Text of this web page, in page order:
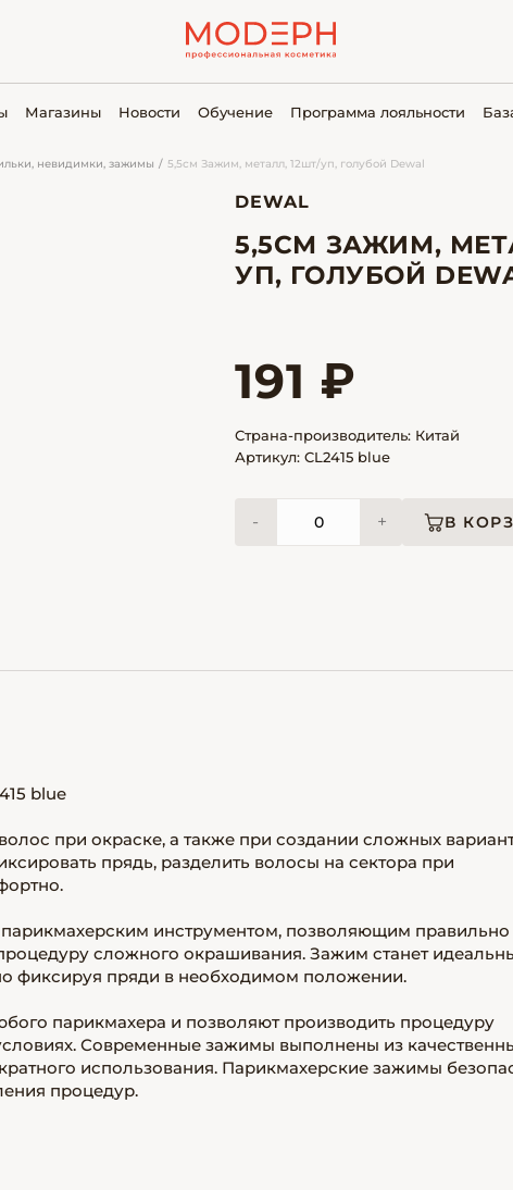
Магазины Новости Обучение Программа лояльности
невидимки, зажимы 5,5см Зажим, металл, 12шт/уп, голубой Dewal
DEWAL
5,5СМ ЗАЖИМ,
УП, ГОЛУБОЙ
191 ₽
Страна-производитель: Китай
Артикул: CL2415 blue
- + В
blue
при окраске, а также при создании сложных
прядь, разделить волосы на сектора при
инструментом, позволяющим правильно
сложного окрашивания. Зажим станет
фиксируя пряди в необходимом положении.
парикмахера и позволяют производить процедуру
Современные зажимы выполнены из
использования. Парикмахерские зажимы
процедур.